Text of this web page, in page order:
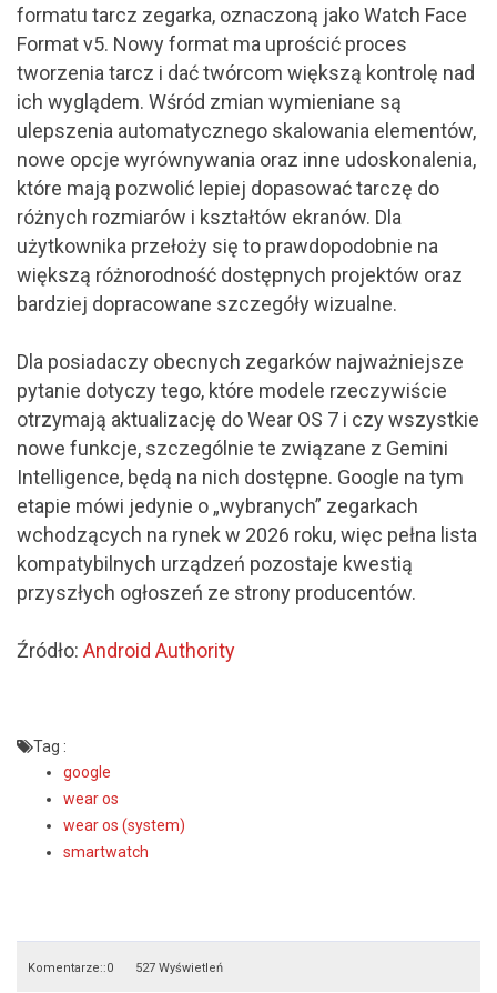
formatu tarcz zegarka, oznaczoną jako Watch Face
Format v5. Nowy format ma uprościć proces
tworzenia tarcz i dać twórcom większą kontrolę nad
ich wyglądem. Wśród zmian wymieniane są
ulepszenia automatycznego skalowania elementów,
nowe opcje wyrównywania oraz inne udoskonalenia,
które mają pozwolić lepiej dopasować tarczę do
różnych rozmiarów i kształtów ekranów. Dla
użytkownika przełoży się to prawdopodobnie na
większą różnorodność dostępnych projektów oraz
bardziej dopracowane szczegóły wizualne.
Dla posiadaczy obecnych zegarków najważniejsze
pytanie dotyczy tego, które modele rzeczywiście
otrzymają aktualizację do Wear OS 7 i czy wszystkie
nowe funkcje, szczególnie te związane z Gemini
Intelligence, będą na nich dostępne. Google na tym
etapie mówi jedynie o „wybranych” zegarkach
wchodzących na rynek w 2026 roku, więc pełna lista
kompatybilnych urządzeń pozostaje kwestią
przyszłych ogłoszeń ze strony producentów.
Źródło: Android Authority
Tag :
google
wear os
wear os (system)
smartwatch
Komentarze::0 527 Wyświetleń